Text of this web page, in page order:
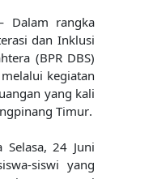
Dalam rangka
dan Inklusi
(BPR DBS)
kegiatan
yang kali
Timur.
Selasa, 24 Juni
siswi yang